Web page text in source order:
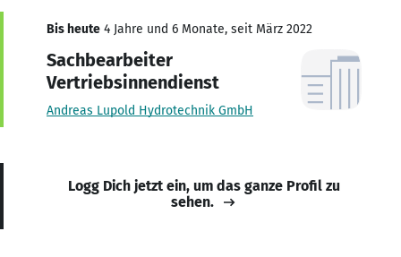
Bis heute 4 Jahre und 6 Monate, seit März 2022
Sachbearbeiter
Vertriebsinnendienst
Andreas Lupold Hydrotechnik GmbH
Logg Dich jetzt ein, um das ganze Profil zu
sehen.